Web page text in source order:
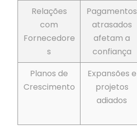
Relações
com
Fornecedore
s
Pagamentos
atrasados
afetam a
confiança
Planos de
Crescimento
Expansões e
projetos
adiados